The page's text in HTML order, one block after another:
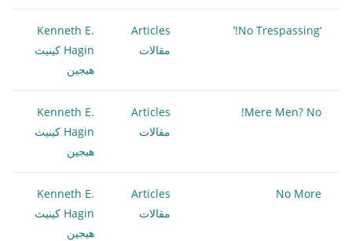
‘No Trespassing!’
Articles
مقالات
Kenneth E.
Hagin كينيث
هيجين
Mere Men? No!
Articles
مقالات
Kenneth E.
Hagin كينيث
هيجين
No More
Articles
مقالات
Kenneth E.
Hagin كينيث
هيجين